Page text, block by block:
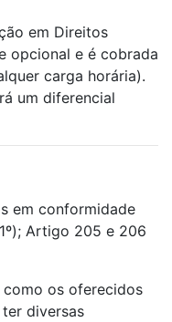
em Direitos
opcional e é cobrada
carga horária).
um diferencial
em conformidade
Artigo 205 e 206
os oferecidos
diversas